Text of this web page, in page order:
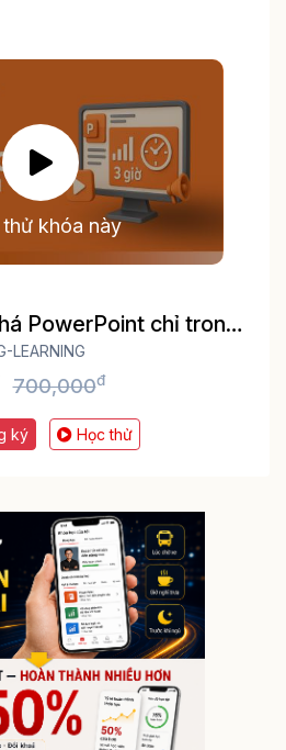
khóa này
PowerPoint chỉ trong
3h
LEARNING
700,000đ
ký Học thử